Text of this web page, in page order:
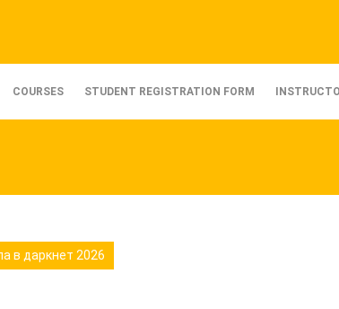
COURSES STUDENT REGISTRATION FORM
в даркнет 2026